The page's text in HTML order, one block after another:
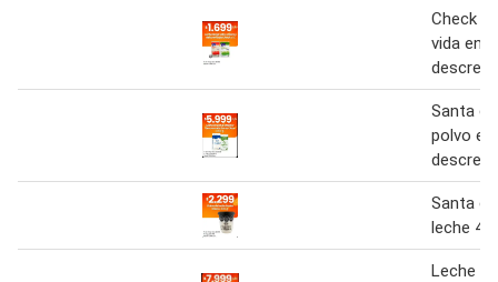
Check
vida
Santa
polvo
Santa
leche
Leche